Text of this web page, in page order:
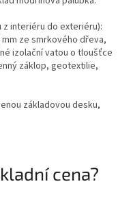
interiéru do exteriéru):
ze smrkového dřeva,
izolační vatou o tloušťce
záklop, geotextilie,
základovou desku,
cena?